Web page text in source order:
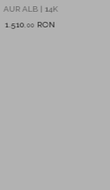
AUR ALB | 14K
1.510 ,00 RON